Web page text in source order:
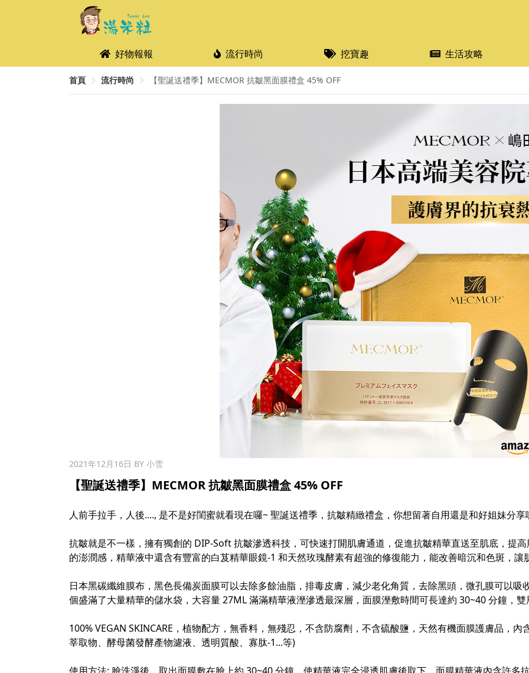
好物報報 流行時尚 挖寶趣 生活攻略
首頁 流行時尚 【聖誕送禮季】MECMOR 抗皺黑面膜禮盒 45% OFF
2021年12月16日 BY 小雪
【聖誕送禮季】MECMOR 抗皺黑面膜禮盒 45% OFF
人前手拉手，人後...., 是不是好閨蜜就看現在囉~ 聖誕送禮季，抗皺精緻禮盒，你想留著自用還是和好姐妹分
抗皺就是不一樣，擁有獨創的 DIP-Soft 抗皺滲透科技，可快速打開肌膚通道，促進抗皺精華直送至肌底，提
的澎潤感，精華液中還含有豐富的白芨精華眼鏡-1 和天然玫瑰酵素有超強的修復能力，能改善暗沉和色斑，讓
日本黑碳纖維膜布，黑色長備炭面膜可以去除多餘油脂，排毒皮膚，減少老化角質，去除黑頭，微孔膜可以
個盛滿了大量精華的儲水袋，大容量 27ML 滿滿精華液溼滲透最深層，面膜溼敷時間可長達約 30~40 分鐘，
100% VEGAN SKINCARE，植物配方，無香料，無殘忍，不含防腐劑，不含硫酸鹽，天然有機面膜護膚品，
莘取物、酵母菌發酵產物濾液、透明質酸、寡肽-1...等)